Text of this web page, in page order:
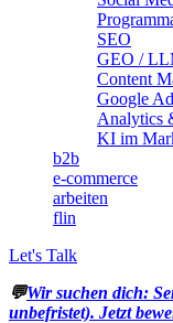
SEO
GEO /
Content
Google
Analytics
KI im
b2b
e-commerce
arbeiten
flin
Let's Talk
💬Wir suchen dich:
unbefristet). Jetzt